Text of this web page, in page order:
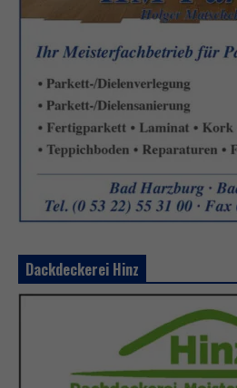
Dackdeckerei Hinz